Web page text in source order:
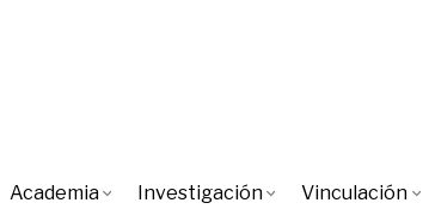
Academia Investigación Vinculación